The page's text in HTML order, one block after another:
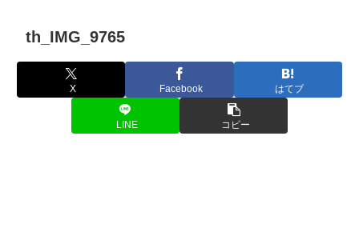
th_IMG_9765
X Facebook はてブ
LINE コピー